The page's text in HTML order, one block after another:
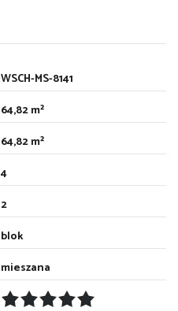
WSCH-MS-8141
64,82 m²
64,82 m²
4
2
blok
mieszana